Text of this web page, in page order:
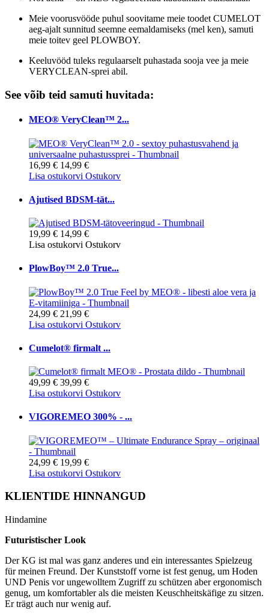
Meie voorusvööde puhul soovitame meie toodet CUMELOT
aeg-ajalt sunnitud seemne eemaldamiseks (mel ken), samuti
meie toitev geel PLOWBOY.
Keeluvööd tuleks regulaarselt puhastada sooja vee ja meie
VERYCLEAN-sprei abil.
See võib teid samuti huvitada:
MEO® VeryClean™ 2...
16,99 € 14,99 €
Lisa ostukorvi Ostukorv
Ajutised BDSM-tät...
19,99 € 14,99 €
Lisa ostukorvi Ostukorv
PlowBoy™ 2.0 True...
24,99 € 21,99 €
Lisa ostukorvi Ostukorv
Cumelot® firmalt ...
49,99 € 39,99 €
Lisa ostukorvi Ostukorv
VIGOREMEO 300% - ...
24,99 € 19,99 €
Lisa ostukorvi Ostukorv
KLIENTIDE HINNANGUD
Hindamine
Futuristischer Look
Der KG ist mal was ganz anderes und ein interessantes Spielzeug
für meinen Freund. Der Kunststoff vorne ist fest genug, um Hoden
UND Penis vor ungewolltem Zugriff zu schützen aber ergonomisch
genug, um komfortabler als die meisten Keuschheitskäfige zu sitzen.
Er trägt auch nur wenig auf.